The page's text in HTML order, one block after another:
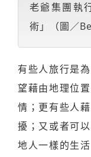
老爺集團執
術」（圖／
有些人旅行是
望藉由地理位
情；更有些人
擾；又或者可
地人一樣的生